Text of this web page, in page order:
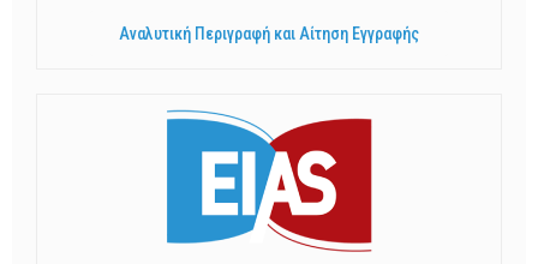
Αναλυτική Περιγραφή και Αίτηση Εγγραφής